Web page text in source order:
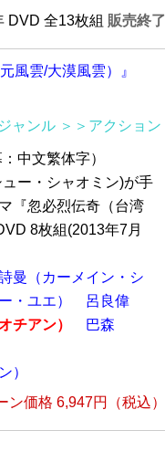
DVD 全13枚組 販売終了
風雲/大漠風雲）』
ジャンル ＞＞アクション
中文繁体字）
ー・シャオミン)が手
『忽必烈伝奇（台湾
8枚組(2013年7月
曼（カーメイン・シ
・ユエ）
呂良偉
チアン）
巴森
）
ン価格 6,947円（税込）